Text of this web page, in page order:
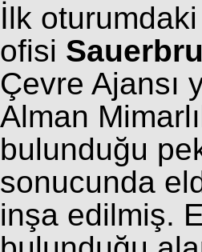
İlk
ofisi
Çevre Ajansı
Alman
bulunduğu
sonucunda
inşa edilmiş.